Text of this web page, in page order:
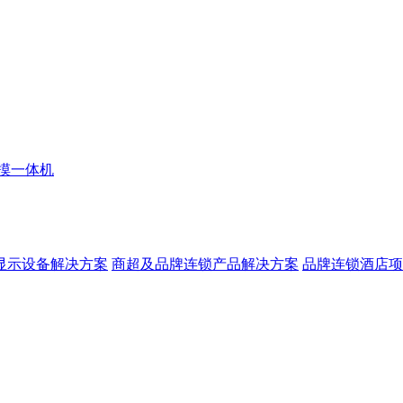
一体机
示设备解决方案 商超及品牌连锁产品解决方案 品牌连锁酒店项